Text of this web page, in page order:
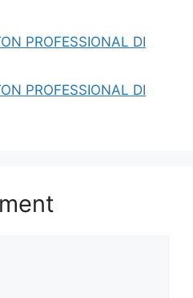
PROFESSIONAL DI
PROFESSIONAL DI